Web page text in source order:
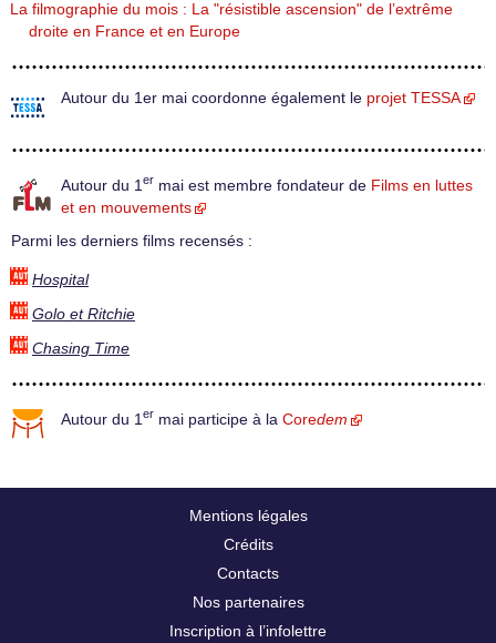
La filmographie du mois : La "résistible ascension" de l’extrême
droite en France et en Europe
Autour du 1er mai coordonne également le projet TESSA
Autour du 1 er mai est membre fondateur de Films en luttes
et en mouvements
Parmi les derniers films recensés :
Hospital
Golo et Ritchie
Chasing Time
Autour du 1 er mai participe à la Coredem
Mentions légales
Crédits
Contacts
Nos partenaires
Inscription à l’infolettre